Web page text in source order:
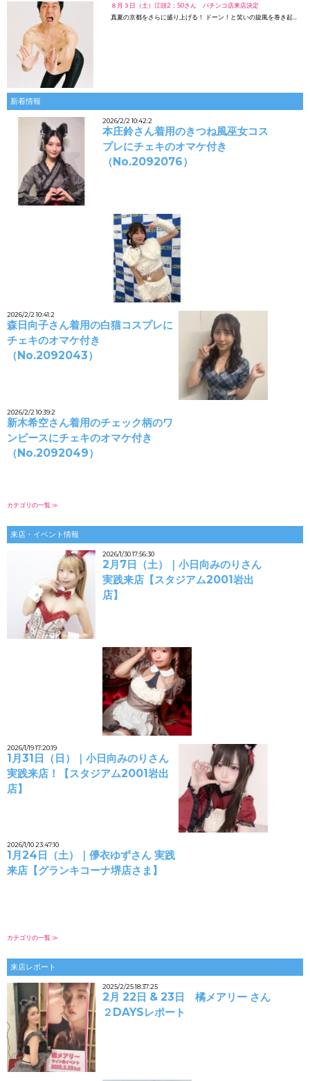
８月３日（土）江頭2：50さん パチンコ店来店決定
真夏の京都をさらに盛り上げる！ ドーン！と笑いの旋風を巻き起…
新着情報
2026/2/2 10:42:2
本庄鈴さん着用のきつね風巫女コス
プレにチェキのオマケ付き
（No.2092076）
2026/2/2 10:41:2
森日向子さん着用の白猫コスプレに
チェキのオマケ付き
（No.2092043）
2026/2/2 10:39:2
新木希空さん着用のチェック柄のワ
ンピースにチェキのオマケ付き
（No.2092049）
カテゴリの一覧 ≫
来店・イベント情報
2026/1/30 17:56:30
2月7日（土）｜小日向みのりさん
実践来店【スタジアム2001岩出
店】
2026/1/19 17:20:19
1月31日（日）｜小日向みのりさん
実践来店！【スタジアム2001岩出
店】
2026/1/10 23:47:10
1月24日（土）｜儚衣ゆずさん 実践
来店【グランキコーナ堺店さま】
カテゴリの一覧 ≫
来店レポート
2025/2/25 18:37:25
2月 22日 & 23日 橘メアリー さん
２DAYSレポート